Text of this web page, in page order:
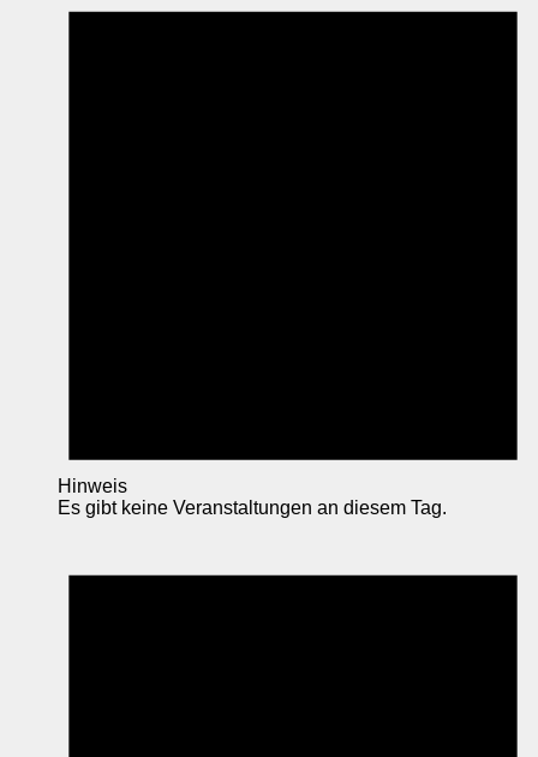
Hinweis
Es gibt keine Veranstaltungen an diesem Tag.